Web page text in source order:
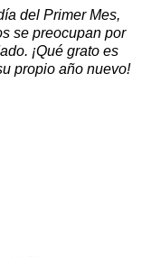
del Primer Mes,
se preocupan por
¡Qué grato es
propio año nuevo!